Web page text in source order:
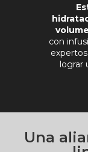
con
lograr
Una